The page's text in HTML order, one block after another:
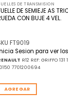
DE TRANSMISION
DE SEMIEJE AS
CON BUJE 4 VEL.
FT9019
Sesion para ver
R12 REF: GRIFFO
7701200694
AGREGAR